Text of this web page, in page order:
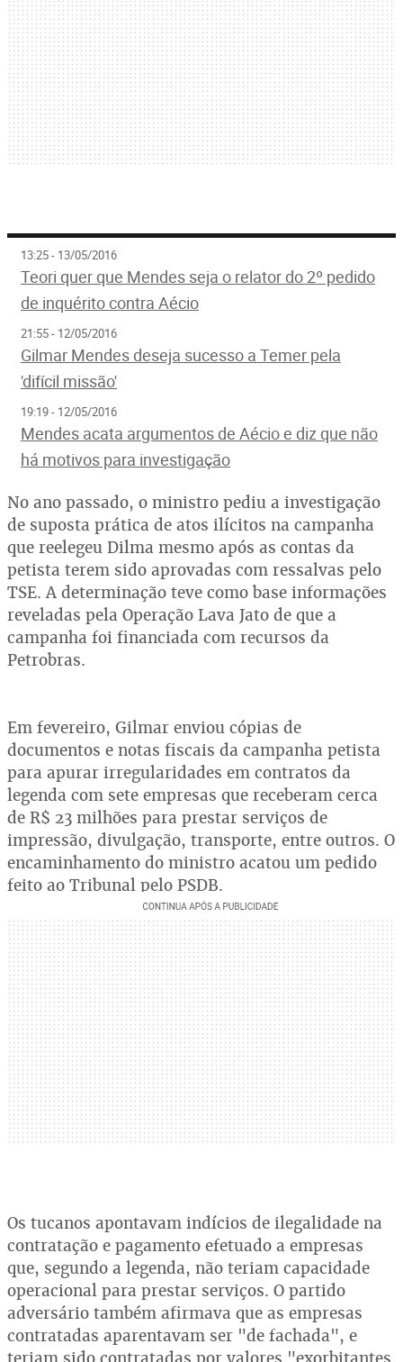
13:25 - 13/05/2016
Teori quer que Mendes seja o relator do 2º pedido
de inquérito contra Aécio
21:55 - 12/05/2016
Gilmar Mendes deseja sucesso a Temer pela
'difícil missão'
19:19 - 12/05/2016
Mendes acata argumentos de Aécio e diz que não
há motivos para investigação
No ano passado, o ministro pediu a investigação
de suposta prática de atos ilícitos na campanha
que reelegeu Dilma mesmo após as contas da
petista terem sido aprovadas com ressalvas pelo
TSE. A determinação teve como base informações
reveladas pela Operação Lava Jato de que a
campanha foi financiada com recursos da
Petrobras.
Em fevereiro, Gilmar enviou cópias de
documentos e notas fiscais da campanha petista
para apurar irregularidades em contratos da
legenda com sete empresas que receberam cerca
de R$ 23 milhões para prestar serviços de
impressão, divulgação, transporte, entre outros. O
encaminhamento do ministro acatou um pedido
feito ao Tribunal pelo PSDB.
Os tucanos apontavam indícios de ilegalidade na
contratação e pagamento efetuado a empresas
que, segundo a legenda, não teriam capacidade
operacional para prestar serviços. O partido
adversário também afirmava que as empresas
contratadas aparentavam ser "de fachada", e
teriam sido contratadas por valores "exorbitantes